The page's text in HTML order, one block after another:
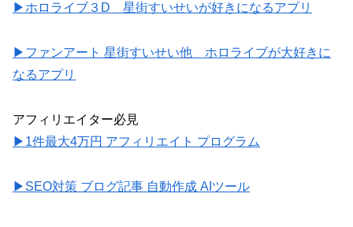
▶ホロライブ３D 星街すいせいが好きになるアプリ
▶ファンアート 星街すいせい他 ホロライブが大好きに
なるアプリ
アフィリエイター必見
▶1件最大4万円 アフィリエイト プログラム
▶SEO対策 ブログ記事 自動作成 AIツール